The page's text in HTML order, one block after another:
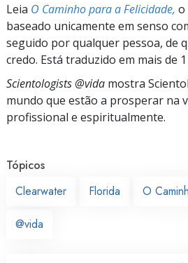
Leia O Caminho para a Felicidade, o
baseado unicamente em senso
seguido por qualquer pessoa, de
credo. Está traduzido em mais de
Scientologists @vida mostra
mundo que estão a prosperar na
profissional e espiritualmente.
Tópicos
Clearwater
Florida O
@vida